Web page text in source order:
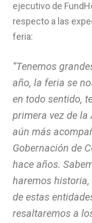
ejecutivo de
respecto a las
feria:
‘’Tenemos
año, la feria se
en todo sentido,
primera vez de
aún más
Gobernación de
hace años.
haremos
de estas
resaltaremos a